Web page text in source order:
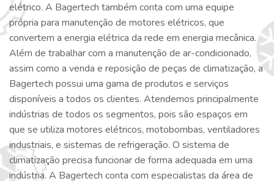
elétrico. A Bagertech também conta com uma equipe
própria para manutenção de motores elétricos, que
convertem a energia elétrica da rede em energia mecânica.
Além de trabalhar com a manutenção de ar-condicionado,
assim como a venda e reposição de peças de climatização, a
Bagertech possui uma gama de produtos e serviços
disponíveis a todos os clientes. Atendemos principalmente
indústrias de todos os segmentos, pois são espaços em
que se utiliza motores elétricos, motobombas, ventiladores
industriais, e sistemas de refrigeração. O sistema de
climatização precisa funcionar de forma adequada em uma
indústria. A Bagertech conta com especialistas da área de